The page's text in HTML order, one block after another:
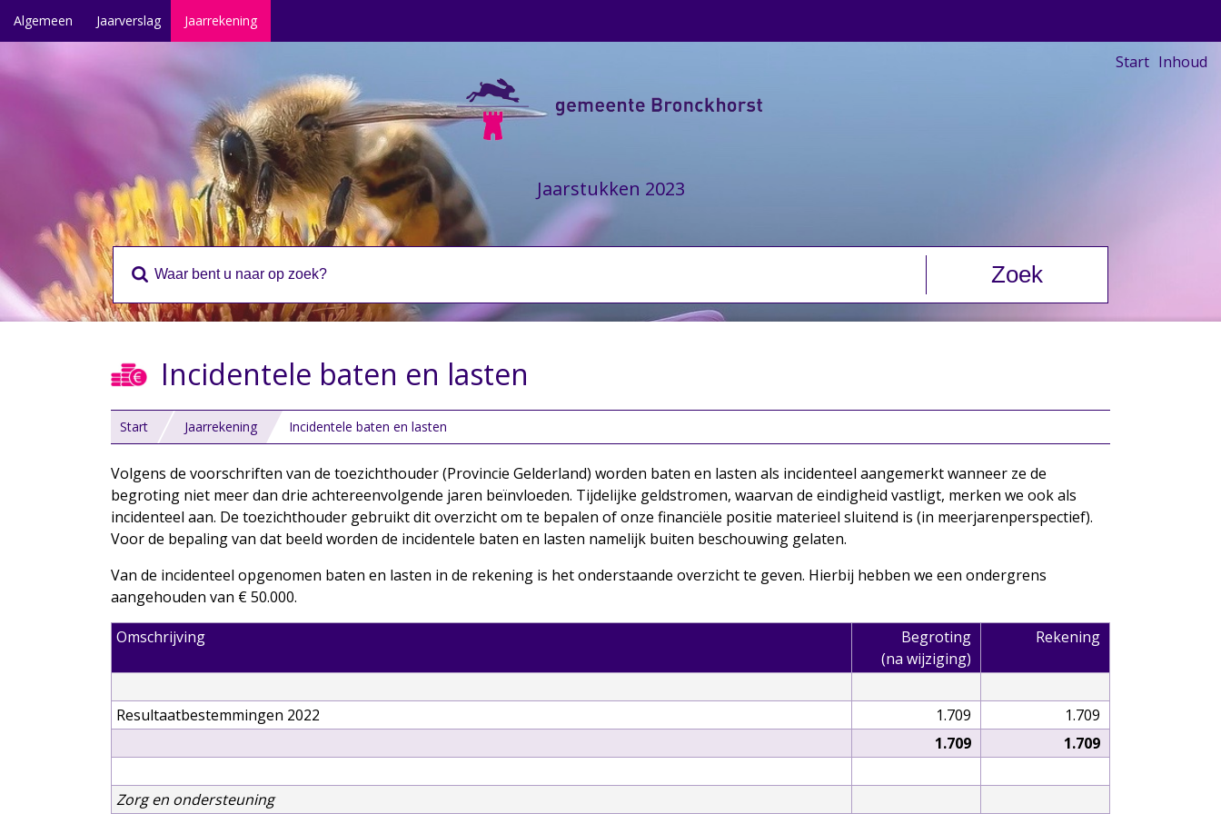
Jaarstukken 2023
Start Inhoud
Algemeen Jaarverslag Jaarrekening
Incidentele baten en lasten
Start Jaarrekening Incidentele baten en lasten
Volgens de voorschriften van de toezichthouder (Provincie Gelderland) worden baten en lasten als incidenteel aangemerkt wanneer ze de
begroting niet meer dan drie achtereenvolgende jaren beïnvloeden. Tijdelijke geldstromen, waarvan de eindigheid vastligt, merken we ook als
incidenteel aan. De toezichthouder gebruikt dit overzicht om te bepalen of onze financiële positie materieel sluitend is (in meerjarenperspectief).
Voor de bepaling van dat beeld worden de incidentele baten en lasten namelijk buiten beschouwing gelaten.
Van de incidenteel opgenomen baten en lasten in de rekening is het onderstaande overzicht te geven. Hierbij hebben we een ondergrens
aangehouden van € 50.000.
Omschrijving
Begroting
(na wijziging)
Rekening
Resultaatbestemmingen 2022 1.709
1.709
1.709
1.709
Zorg en ondersteuning